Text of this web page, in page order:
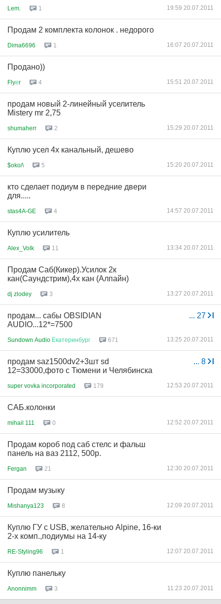
Lem. 1 19:59 20.07.2011
Продам 2 комплекта колонок . недорого
Dima6696 1 16:07 20.07.2011
Продано))
Flyеr 4 15:51 20.07.2011
продам новый 2-линейный уселитель
Mistery mr 2,75
shumaherr 2 15:29 20.07.2011
Куплю усел 4х канальный, дешево
$oko/\ 5 15:20 20.07.2011
кто сделает подиум в передние двери
для.....
stas4A-GE 4 14:57 20.07.2011
Куплю усилитель
Alex_Volk 11 13:34 20.07.2011
Продам Саб(Кикер).Усилок 2к
кан(Саундстрим),4х кан (Алпайн)
dj zlodey 3 13:27 20.07.2011
... 27
продам... сабы OBSIDIAN
AUDIO...12*=7500
Sundown Audio Екатеринбург 671 13:25 20.07.2011
... 8
продам saz1500dv2+3шт sd
12=33000,фото с Тюмени и Челябинска
super vovka incorporated 179 12:53 20.07.2011
САБ.колонки
mihail 111 0 12:52 20.07.2011
Продам короб под саб стелс и фальш
панель на ваз 2112, 500р.
Fergan 21 12:30 20.07.2011
Продам музыку
Mishanya123 8 12:09 20.07.2011
Куплю ГУ с USB, желательно Alpine, 16-ки
2-х комп.,подиумы на 14-ку
RE-Styling96 1 12:07 20.07.2011
Куплю панельку
Anonnimm 3 11:23 20.07.2011